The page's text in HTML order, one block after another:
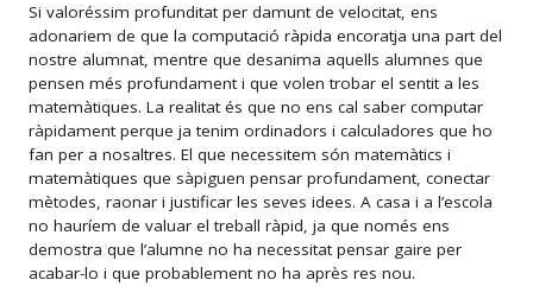
Si valoréssim profunditat per damunt de velocitat, ens
adonariem de que la computació ràpida encoratja una part del
nostre alumnat, mentre que desanima aquells alumnes que
pensen més profundament i que volen trobar el sentit a les
matemàtiques. La realitat és que no ens cal saber computar
ràpidament perque ja tenim ordinadors i calculadores que ho
fan per a nosaltres. El que necessitem són matemàtics i
matemàtiques que sàpiguen pensar profundament, conectar
mètodes, raonar i justificar les seves idees. A casa i a l’escola
no hauríem de valuar el treball ràpid, ja que només ens
demostra que l’alumne no ha necessitat pensar gaire per
acabar-lo i que probablement no ha après res nou.